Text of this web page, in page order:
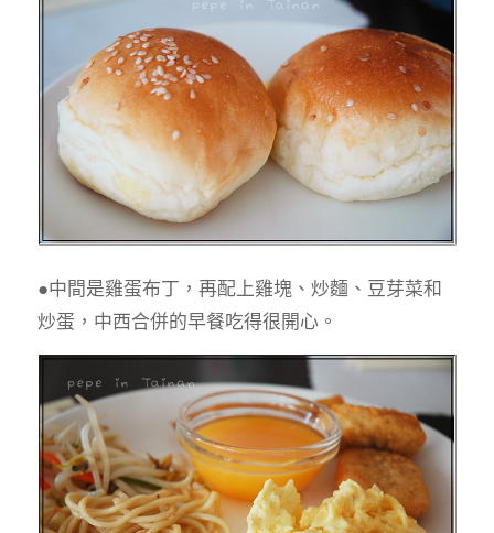
●中間是雞蛋布丁，再配上雞塊、炒麵、豆芽菜和
炒蛋，中西合併的早餐吃得很開心。